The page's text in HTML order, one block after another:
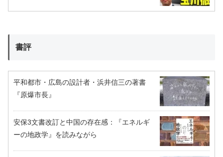
書評
平和都市・広島の設計者・浜井信三の著書
『原爆市長』
安保3文書改訂と中国の存在感：『エネルギ
ーの地政学』を読みながら